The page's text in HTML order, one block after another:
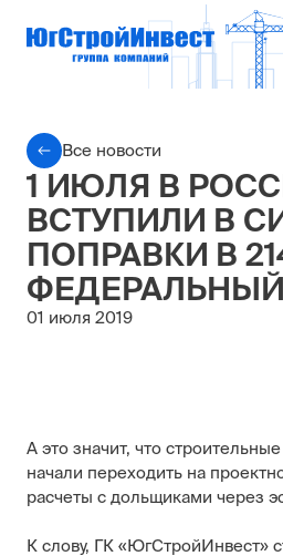
Все новости
1 ИЮЛЯ В
ВСТУПИЛИ В
ПОПРАВКИ В
01 июля 2019
А это значит, что
начали переходить на
расчеты с дольщиками через
К слову, ГК «ЮгСтройИнвест»